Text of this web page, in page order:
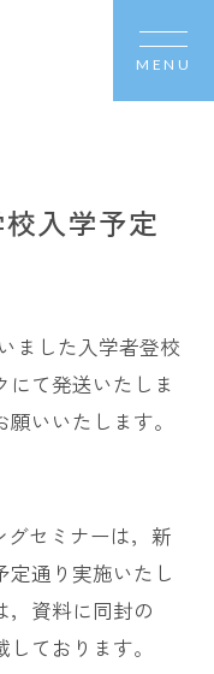
MENU
校入学予定
ました入学者登校
にて発送いたしま
いいたします。
グセミナーは，新
定通り実施いたし
，資料に同封の
ております。